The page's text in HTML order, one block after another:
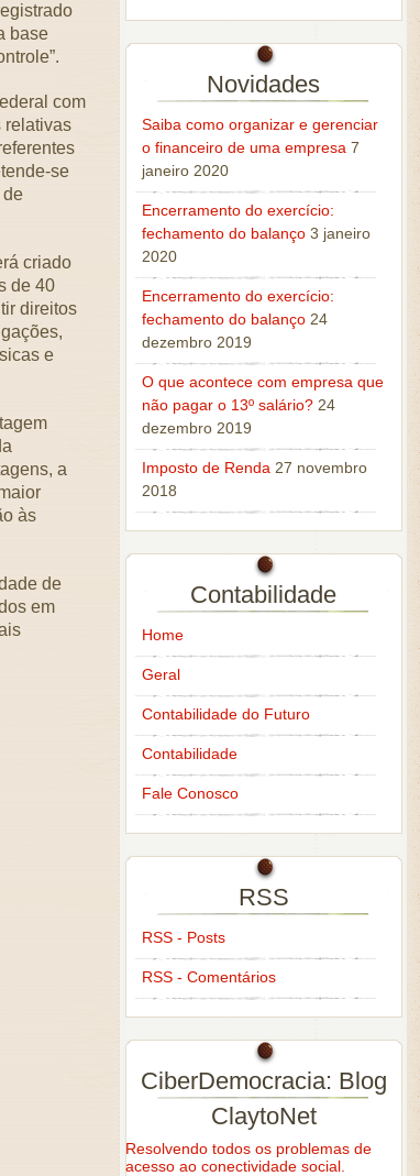
base
com
relativas
se
de
criado
de 40
direitos
e
a
às
de
em
Novidades
Saiba como organizar e gerenciar
o financeiro de uma empresa 7
janeiro 2020
Encerramento do exercício:
fechamento do balanço 3 janeiro
2020
Encerramento do exercício:
fechamento do balanço 24
dezembro 2019
O que acontece com empresa que
não pagar o 13º salário? 24
dezembro 2019
Imposto de Renda 27 novembro
2018
Contabilidade
Home
Geral
Contabilidade do Futuro
Contabilidade
Fale Conosco
RSS
RSS - Posts
RSS - Comentários
CiberDemocracia: Blog
ClaytoNet
Resolvendo todos os problemas de
acesso ao conectividade social.